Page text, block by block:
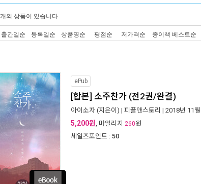
개의 상품이 있습니다.
출간일순 등록일순 상품명순 평점순 저가격순 종이책 베스트순
ePub
[합본] 소주찬가 (전2권/완결)
아이소자 (지은이) | 피플앤스토리 | 2018년 11월
5,200원, 마일리지 260원
세일즈포인트 : 50